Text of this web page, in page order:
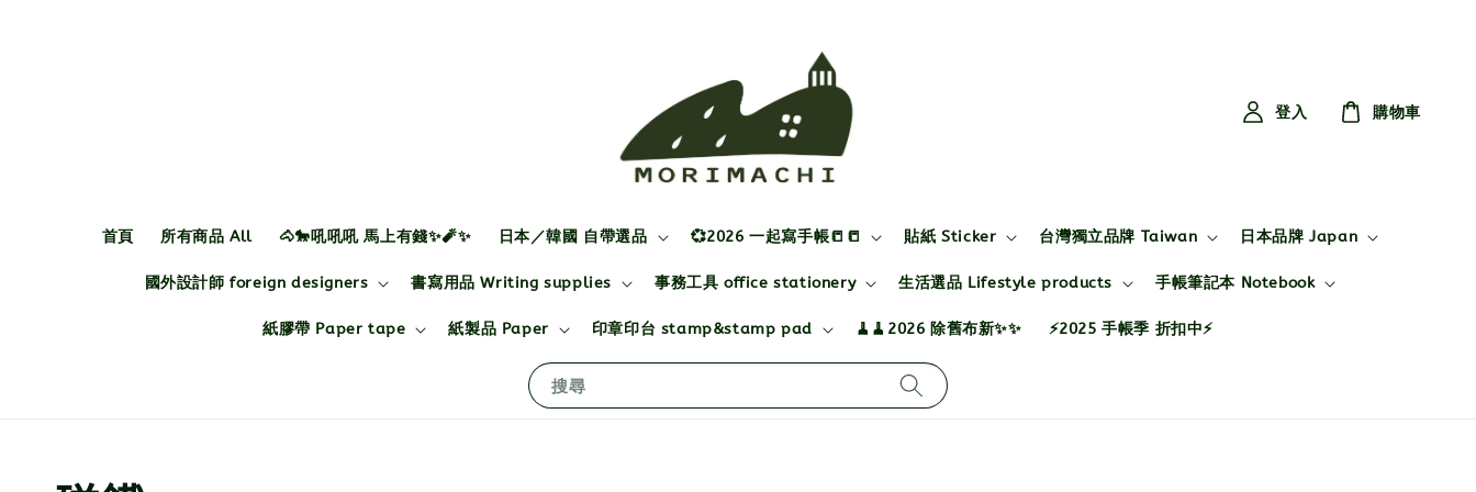
搜尋
首頁 所有商品 All 🐴🐎吼吼吼 馬上有錢✨🧨✨ 日本／韓國 自帶選品 💞2026 一起寫手帳📒📒 貼紙 Sticker 台灣獨立品牌 Taiwan 日本品牌 Japan
國外設計師 foreign designers 書寫用品 Writing supplies 事務工具 office stationery 生活選品 Lifestyle products 手帳筆記本 Notebook
紙膠帶 Paper tape 紙製品 Paper 印章印台 stamp&stamp pad 🧹🧹2026 除舊布新✨✨ ⚡2025 手帳季 折扣中⚡
登入 購物車